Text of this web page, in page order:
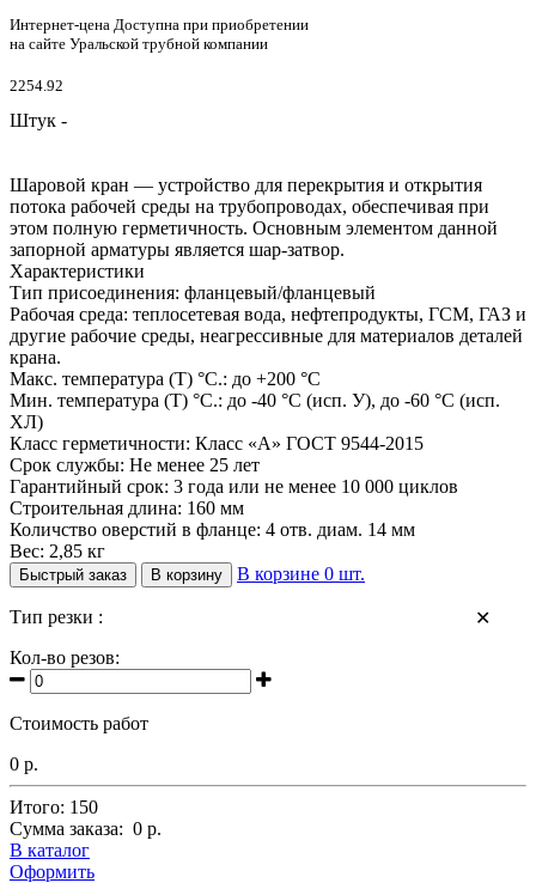
Интернет-цена Доступна при приобретении
на сайте Уральской трубной компании
2254.92
Штук -
Шаровой кран — устройство для перекрытия и открытия
потока рабочей среды на трубопроводах, обеспечивая при
этом полную герметичность. Основным элементом данной
запорной арматуры является шар-затвор.
Характеристики
Тип присоединения: фланцевый/фланцевый
Рабочая среда: теплосетевая вода, нефтепродукты, ГСМ, ГАЗ и
другие рабочие среды, неагрессивные для материалов деталей
крана.
Макс. температура (Т) °С.: до +200 °С
Мин. температура (Т) °С.: до -40 °С (исп. У), до -60 °С (исп.
ХЛ)
Класс герметичности: Класс «А» ГОСТ 9544-2015
Срок службы: Не менее 25 лет
Гарантийный срок: 3 года или не менее 10 000 циклов
Строительная длина: 160 мм
Количство оверстий в фланце: 4 отв. диам. 14 мм
Вес: 2,85 кг
Быстрый заказ В корзину В корзине 0 шт.
✕
Тип резки :
Кол-во резов:
Стоимость работ
0 р.
Итого: 150
Сумма заказа: 0 р.
В каталог
Оформить